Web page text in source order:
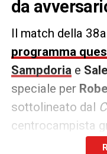
da
Il match della
programma
Sampdoria e
speciale per
sottolineato dal
centrocampista
da avversari